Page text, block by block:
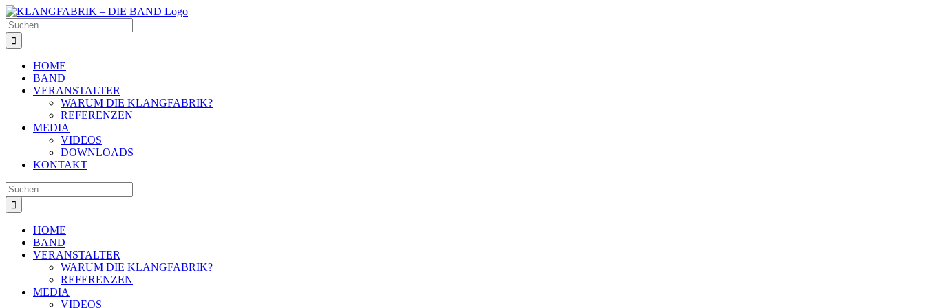
Zum
Inhalt
springen
Suche
nach:
HOME
BAND
VERANSTALTER
WARUM DIE KLANGFABRIK?
REFERENZEN
MEDIA
VIDEOS
DOWNLOADS
KONTAKT
Suche
nach:
HOME
BAND
VERANSTALTER
WARUM DIE KLANGFABRIK?
REFERENZEN
MEDIA
VIDEOS